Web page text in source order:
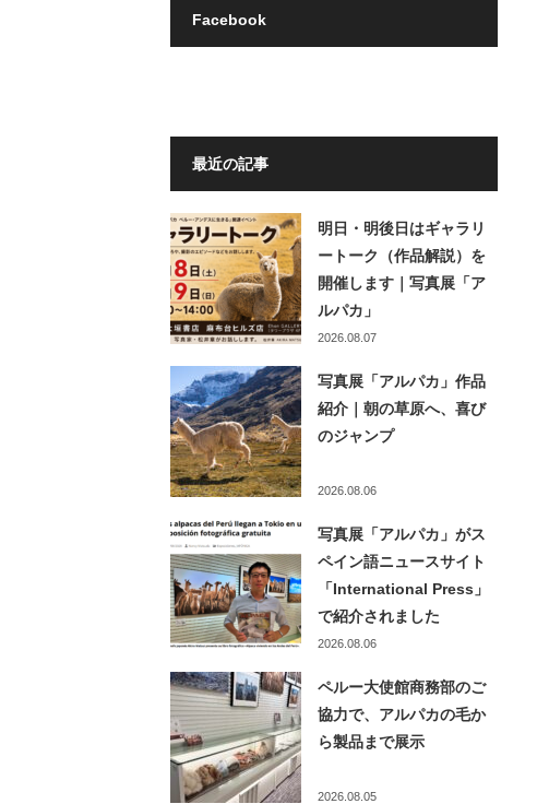
Facebook
最近の記事
明日・明後日はギャラリ
ートーク（作品解説）を
開催します｜写真展「ア
ルパカ」
2026.08.07
写真展「アルパカ」作品
紹介｜朝の草原へ、喜び
のジャンプ
2026.08.06
写真展「アルパカ」がス
ペイン語ニュースサイト
「International Press」
で紹介されました
2026.08.06
ペルー大使館商務部のご
協力で、アルパカの毛か
ら製品まで展示
2026.08.05